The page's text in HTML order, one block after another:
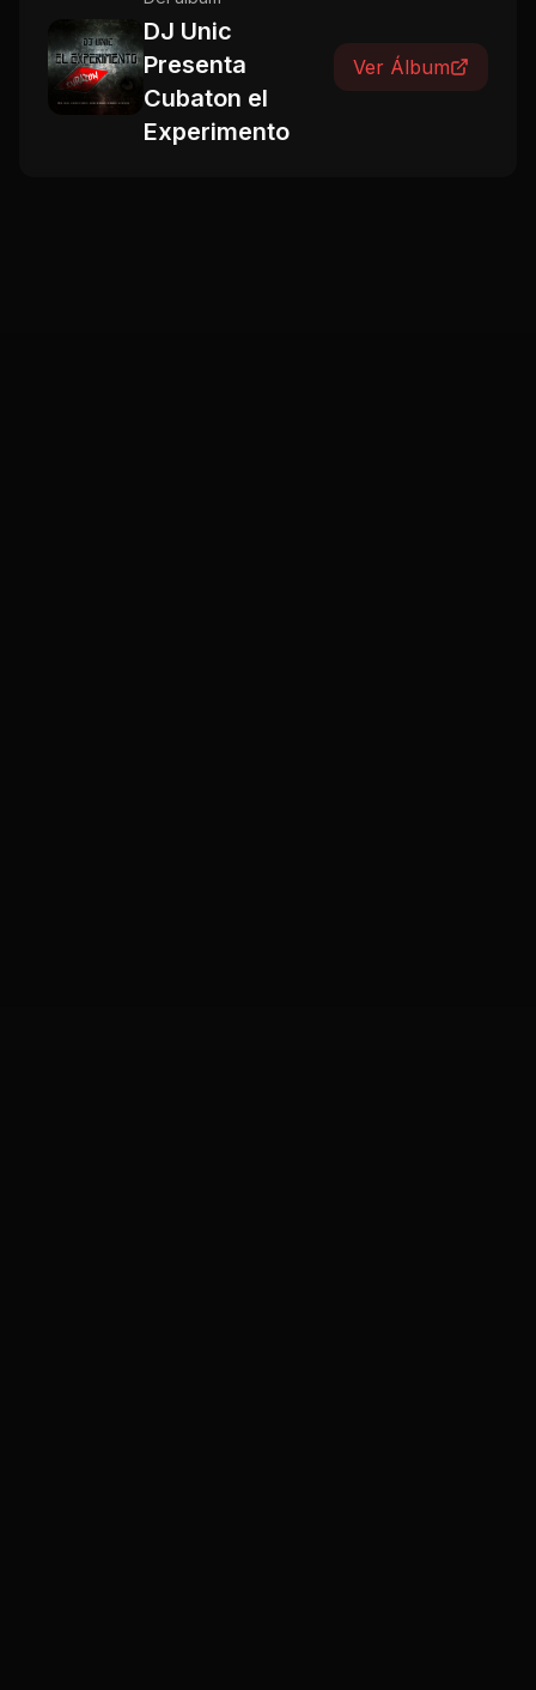
DJ Unic
Presenta
Cubaton el
Experimento
Ver Álbum